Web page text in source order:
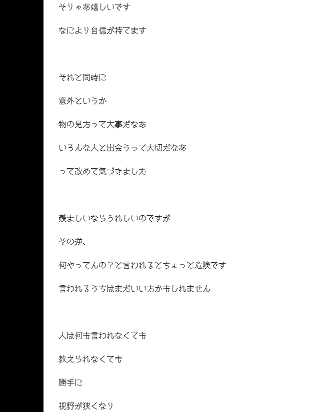
そりゃあ嬉しいです
なにより自信が持てます
それと同時に
意外というか
物の見方って大事だなあ
いろんな人と出会うって大切だなあ
って改めて気づきました
羨ましいならうれしいのですが
その逆、
何やってんの？と言われるとちょっと危険です
言われるうちはまだいい方かもしれません
人は何も言われなくても
教えられなくても
勝手に
視野が狭くなり